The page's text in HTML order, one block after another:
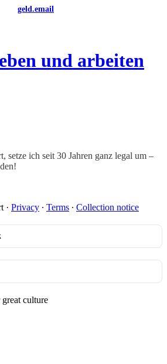
geld.email
und arbeiten
setze ich seit 30 Jahren ganz legal um –
· Privacy ∙ Terms ∙ Collection notice
culture